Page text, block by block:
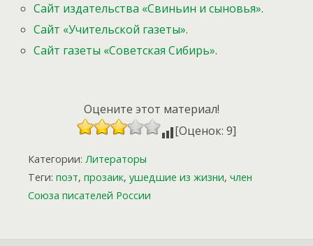
Сайт издательства «Свиньин и сыновья».
Сайт «Учительской газеты».
Сайт газеты «Советская Сибирь».
Оцените этот материал!
[Оценок: 9]
Категории: Литераторы
Теги: поэт, прозаик, ушедшие из жизни, член
Союза писателей России